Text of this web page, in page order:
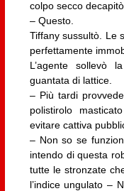
colpo secco
– Questo.
Tiffany sussultò. Le
perfettamente
L’agente sollevò
guantata di lattice.
– Più tardi
polistirolo
evitare cattiva
– Non so se
intendo di questa
tutte le stronzate
l’indice ungulato –